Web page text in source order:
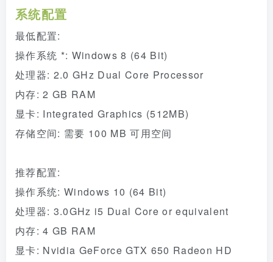
系统配置
最低配置:
操作系统 *: Windows 8 (64 Bit)
处理器: 2.0 GHz Dual Core Processor
内存: 2 GB RAM
显卡: Integrated Graphics (512MB)
存储空间: 需要 100 MB 可用空间
推荐配置:
操作系统: Windows 10 (64 Bit)
处理器: 3.0GHz i5 Dual Core or equivalent
内存: 4 GB RAM
显卡: Nvidia GeForce GTX 650 Radeon HD